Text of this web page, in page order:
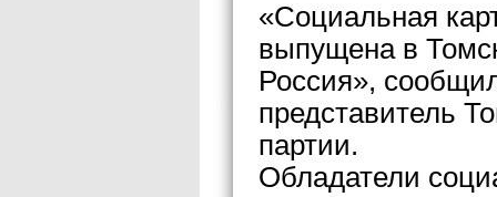
«Социальная
выпущена в
Россия»,
представитель
партии.
Обладатели